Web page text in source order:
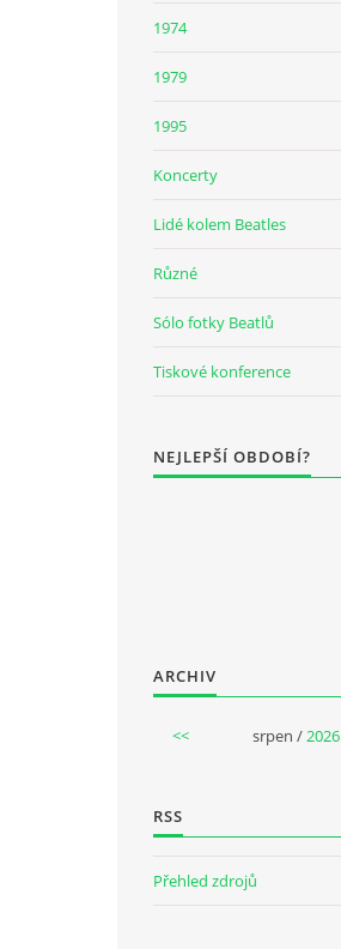
1974
1979
1995
Koncerty
Lidé kolem Beatles
Různé
Sólo fotky Beatlů
Tiskové konference
NEJLEPŠÍ OBDOBÍ?
ARCHIV
<< srpen /2026
RSS
Přehled zdrojů